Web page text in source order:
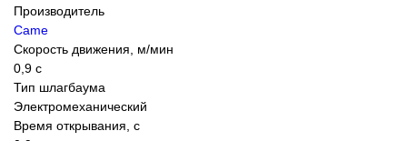
Производитель
Came
Скорость движения, м/мин
0,9 с
Тип шлагбаума
Электромеханический
Время открывания, с